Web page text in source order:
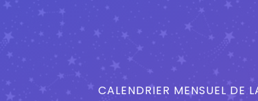
CALENDRIER MENSUEL DE